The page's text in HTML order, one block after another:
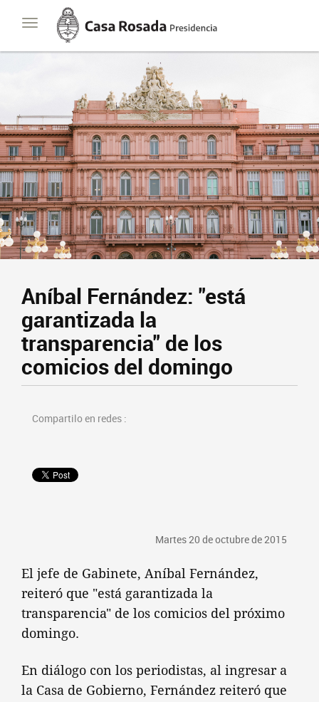
Toggle
navigation
Casa
Rosada
Presidencia
de
Aníbal Fernández: "está
garantizada la
transparencia" de los
comicios del domingo
Compartilo en redes :
Martes 20 de octubre de 2015
El jefe de Gabinete, Aníbal Fernández,
reiteró que "está garantizada la
transparencia" de los comicios del próximo
domingo.
En diálogo con los periodistas, al ingresar a
la Casa de Gobierno, Fernández reiteró que